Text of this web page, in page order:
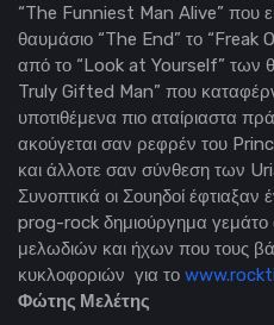
“The Funniest Man Alive” που
θαυμάσιο “The End” το “Freak
από το “Look at Yourself” των
Truly Gifted Man” που
υποτιθέμενα πιο αταίριαστα
ακούγεται σαν ρεφρέν του
και άλλοτε σαν σύνθεση των
Συνοπτικά οι Σουηδοί έφτιαξαν
prog-rock δημιούργημα γεμάτο
μελωδιών και ήχων που τους
κυκλοφοριών για το
Φώτης Μελέτης